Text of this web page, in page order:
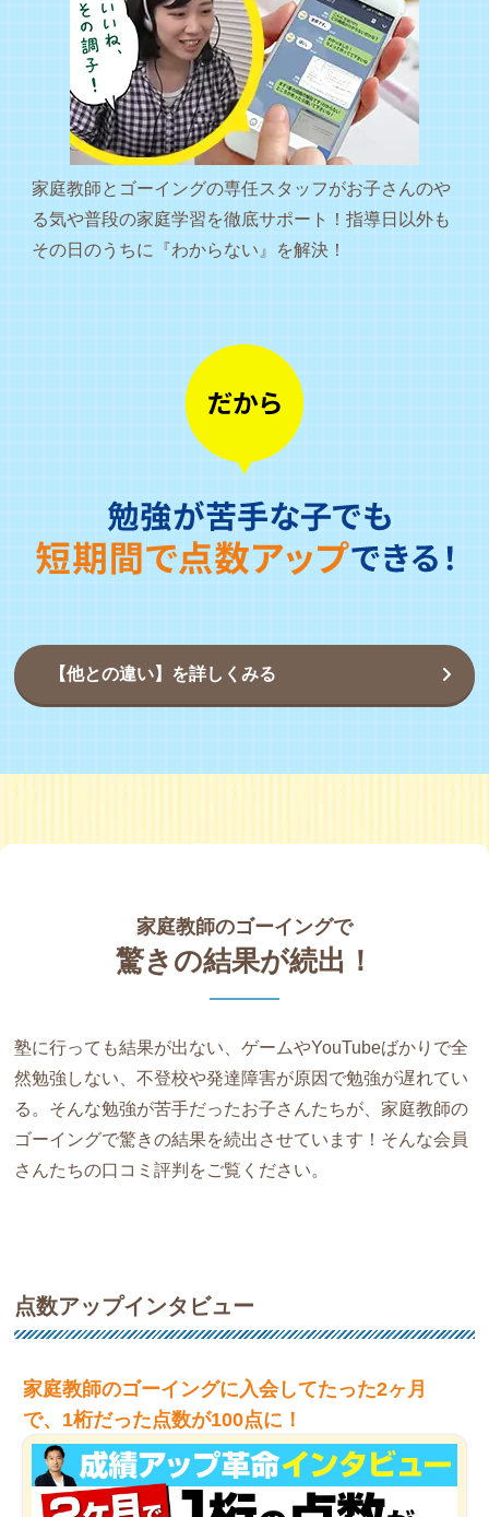
家庭教師とゴーイングの専任スタッフがお子さんのや
る気や普段の家庭学習を徹底サポート！指導日以外も
その日のうちに『わからない』を解決！
【他との違い】を詳しくみる
家庭教師のゴーイングで
驚きの結果が続出！
塾に行っても結果が出ない、ゲームやYouTubeばかりで全
然勉強しない、不登校や発達障害が原因で勉強が遅れてい
る。そんな勉強が苦手だったお子さんたちが、家庭教師の
ゴーイングで驚きの結果を続出させています！そんな会員
さんたちの口コミ評判をご覧ください。
点数アップインタビュー
家庭教師のゴーイングに入会してたった2ヶ月
で、1桁だった点数が100点に！